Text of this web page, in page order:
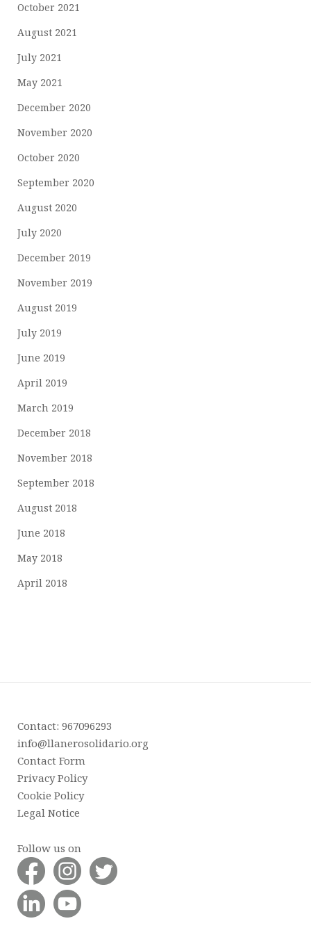
October 2021
August 2021
July 2021
May 2021
December 2020
November 2020
October 2020
September 2020
August 2020
July 2020
December 2019
November 2019
August 2019
July 2019
June 2019
April 2019
March 2019
December 2018
November 2018
September 2018
August 2018
June 2018
May 2018
April 2018
Contact: 967096293
info@llanerosolidario.org
Contact Form
Privacy Policy
Cookie Policy
Legal Notice
Follow us on